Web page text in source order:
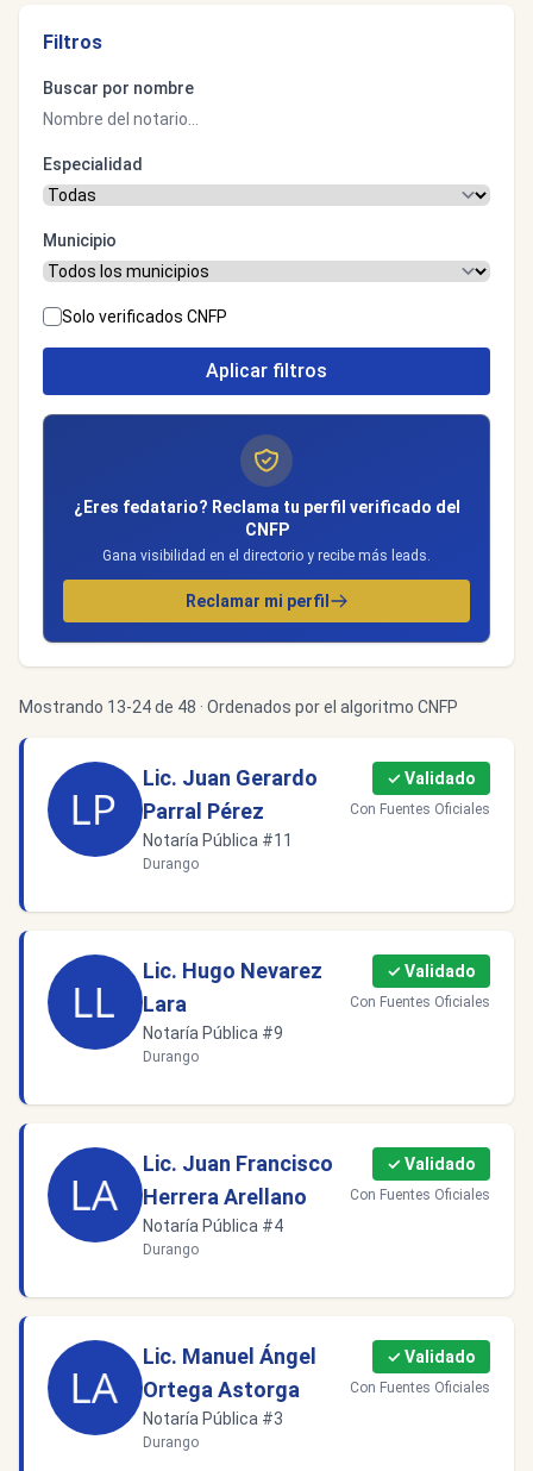
Filtros
Buscar por nombre
Especialidad
Municipio
Solo verificados CNFP
Aplicar filtros
¿Eres fedatario? Reclama tu perfil verificado del
CNFP
Gana visibilidad en el directorio y recibe más leads.
Reclamar mi perfil
Mostrando 13-24 de 48 · Ordenados por el algoritmo CNFP
Lic. Juan Gerardo
Parral Pérez
Notaría Pública #11
Durango
✓ Validado
Con Fuentes Oficiales
Lic. Hugo Nevarez
Lara
Notaría Pública #9
Durango
✓ Validado
Con Fuentes Oficiales
Lic. Juan Francisco
Herrera Arellano
Notaría Pública #4
Durango
✓ Validado
Con Fuentes Oficiales
Lic. Manuel Ángel
Ortega Astorga
Notaría Pública #3
Durango
✓ Validado
Con Fuentes Oficiales